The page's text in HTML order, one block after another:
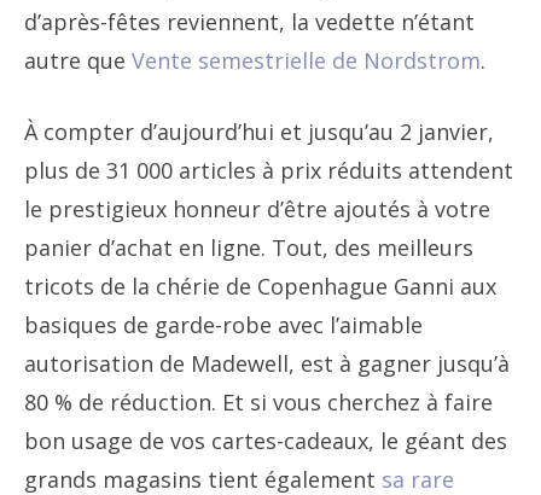
d’après-fêtes reviennent, la vedette n’étant
autre que Vente semestrielle de Nordstrom.
À compter d’aujourd’hui et jusqu’au 2 janvier,
plus de 31 000 articles à prix réduits attendent
le prestigieux honneur d’être ajoutés à votre
panier d’achat en ligne. Tout, des meilleurs
tricots de la chérie de Copenhague Ganni aux
basiques de garde-robe avec l’aimable
autorisation de Madewell, est à gagner jusqu’à
80 % de réduction. Et si vous cherchez à faire
bon usage de vos cartes-cadeaux, le géant des
grands magasins tient également sa rare